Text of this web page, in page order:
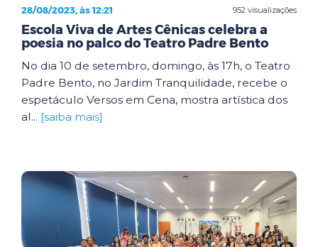
952 visualizações
28/08/2023, às 12:21
Escola Viva de Artes Cênicas celebra a
poesia no palco do Teatro Padre Bento
No dia 10 de setembro, domingo, às 17h, o Teatro
Padre Bento, no Jardim Tranquilidade, recebe o
espetáculo Versos em Cena, mostra artística dos
al... [saiba mais]